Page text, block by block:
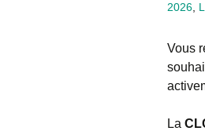
2026
Vous
La